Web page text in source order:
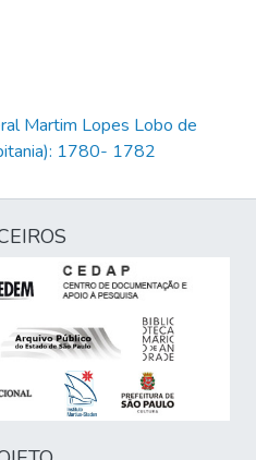
Martim Lopes Lobo de
1780- 1782